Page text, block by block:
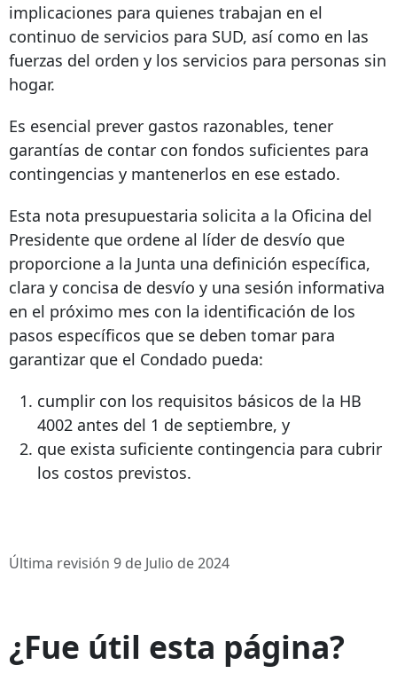
implicaciones para quienes trabajan en el
continuo de servicios para SUD, así como en las
fuerzas del orden y los servicios para personas sin
hogar.
Es esencial prever gastos razonables, tener
garantías de contar con fondos suficientes para
contingencias y mantenerlos en ese estado.
Esta nota presupuestaria solicita a la Oficina del
Presidente que ordene al líder de desvío que
proporcione a la Junta una definición específica,
clara y concisa de desvío y una sesión informativa
en el próximo mes con la identificación de los
pasos específicos que se deben tomar para
garantizar que el Condado pueda:
cumplir con los requisitos básicos de la HB
4002 antes del 1 de septiembre, y
que exista suficiente contingencia para cubrir
los costos previstos.
Última revisión 9 de Julio de 2024
¿Fue útil esta página?